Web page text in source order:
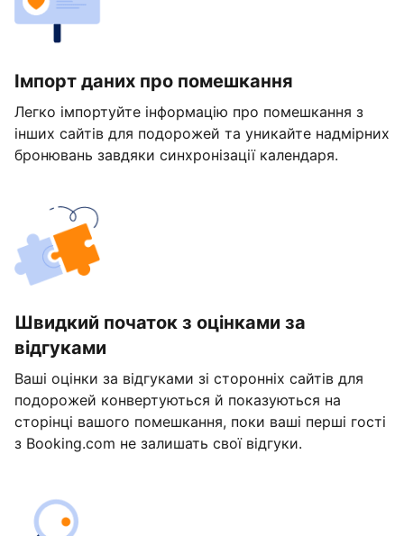
Імпорт даних про помешкання
Легко імпортуйте інформацію про помешкання з
інших сайтів для подорожей та уникайте надмірних
бронювань завдяки синхронізації календаря.
Швидкий початок з оцінками за
відгуками
Ваші оцінки за відгуками зі сторонніх сайтів для
подорожей конвертуються й показуються на
сторінці вашого помешкання, поки ваші перші гості
з Booking.com не залишать свої відгуки.